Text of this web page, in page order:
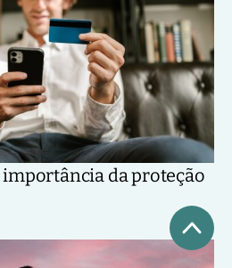
importância da proteção